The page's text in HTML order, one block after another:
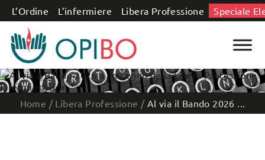
Salta al contenuto
L’Ordine L’infermiere Libera Professione Speciale
Home / Libera Professione / Al via il Bando 2026 ...